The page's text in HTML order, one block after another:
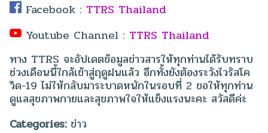
Facebook : TTRS Thailand
Youtube Channel : TTRS Thailand
ทาง TTRS จะอัปเดตข้อมูลข่าวสารให้ทุกท่านได้รับทราบ
ช่วงเดือนนี้ใกล้เข้าสู่ฤดูฝนแล้ว อีกทั้งยังต้องระวังไวรัสโค
วิด-19 ไม่ให้กลับมาระบาดหนักในรอบที่ 2 ขอให้ทุกท่าน
ดูแลสุขภาพกายและสุขภาพใจให้แข็งแรงนะคะ สวัสดีค่ะ
Categories: ข่าว